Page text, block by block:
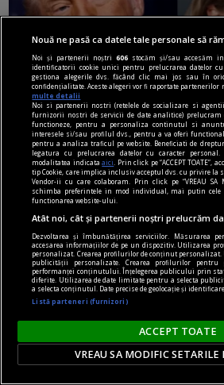
Melodiile lui Taylor Swift au
postările Casei Albe.
Unele melodii ale lui Taylor
eliminate din videoclipurile
sociale de către echipa de
președintelui Donald Trump și
a folosit două dintre
american în ultima săptămână.
Nouă ne pasă ca datele tale personale să
Noi și partenerii noștri606 stocăm și/sau accesăm
identificatorii cookie unici pentru prelucrarea datelor
gestiona alegerile dvs. făcând clic mai jos sau în
confidențialitate. Aceste alegeri vor fi raportate partenerilor
multe detalii
Noi si partenerii nostri (retelele de socializare si
furnizorii nostri de servicii de date analitice)
functioneze, pentru a personaliza continutul si
interesele si/sau profilul dvs., pentru a va oferi
pentru a analiza traficul pe website. Beneficiati de
legatura cu prelucrarea datelor cu caracter
modalitatea indicataaici
. Prin click pe “ACCEPT
tip Cookie, care implica inclusiv acceptul dvs. cu privire la
Vendor-ii cu care colaboram. Prin click pe “VREAU SA
schimba preferintele in mod individual, mai putin cele
functionarea website-ului.
Atât noi, cât și partenerii noștri prelucrăm
Dezvoltarea și îmbunătățirea serviciilor. Măsurarea
accesarea informațiilor de pe un dispozitiv. Utilizarea
personalizat. Crearea profilurilor de conținut
publicității personalizate. Crearea profilurilor pentru
performanței conținutului. Înțelegerea publicului prin
diferite. Utilizarea de date limitate pentru a selecta
a selecta conținutul. Date precise de geolocație și
Listă parteneri (furnizori)
ACCEPT TOATE
VREAU SA MODIFIC